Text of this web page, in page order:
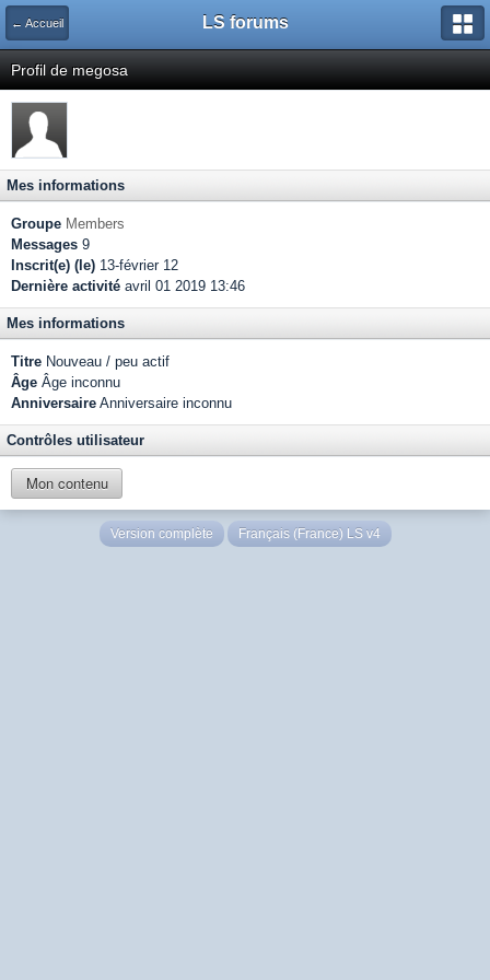
← Accueil LS forums
Profil de megosa
Mes informations
Groupe Members
Messages 9
Inscrit(e) (le) 13-février 12
Dernière activité avril 01 2019 13:46
Mes informations
Titre Nouveau / peu actif
Âge Âge inconnu
Anniversaire Anniversaire inconnu
Contrôles utilisateur
Mon contenu
Version complète Français (France) LS v4